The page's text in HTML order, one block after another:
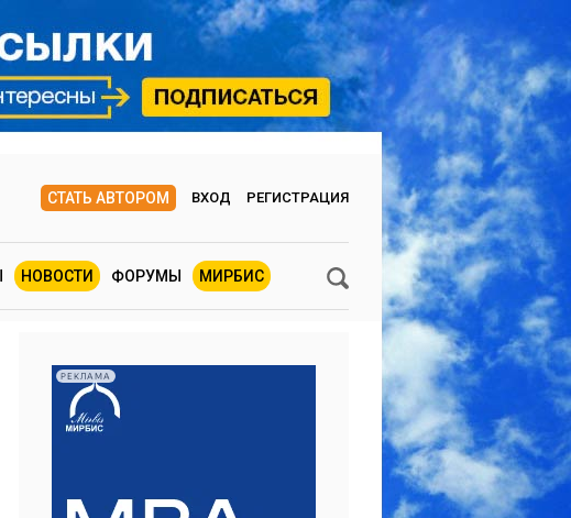
СТАТЬ АВТОРОМ ВХОД РЕГИСТРАЦИЯ
НОВОСТИ ФОРУМЫ МИРБИС
РЕКЛАМА